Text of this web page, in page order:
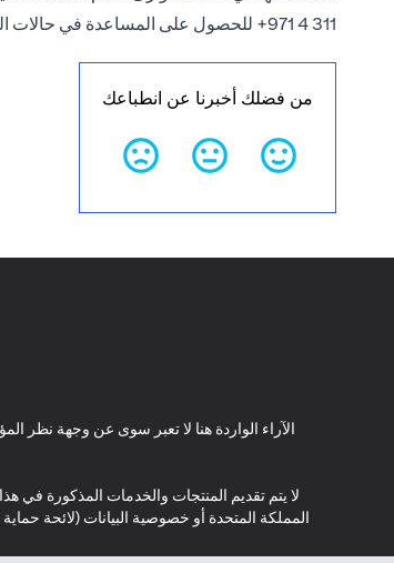
311 4 971+ للحصول على المساعدة في حالات الطورائ.
من فضلك أخبرنا عن انطباعك
الآراء الواردة هنا لا تعبر سوى عن وجهة نظر
لا يتم تقديم المنتجات والخدمات المذكورة في
المملكة المتحدة أو خصوصية البيانات (لائحة